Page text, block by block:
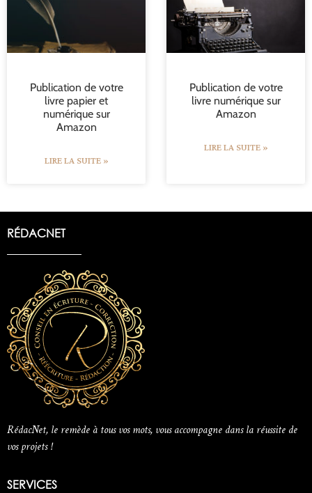
Publication de votre
livre papier et
numérique sur
Amazon
LIRE LA SUITE »
Publication de votre
livre numérique sur
Amazon
LIRE LA SUITE »
RÉDACNET
RédacNet, le remède à tous vos mots, vous accompagne dans la réussite de
vos projets !
SERVICES